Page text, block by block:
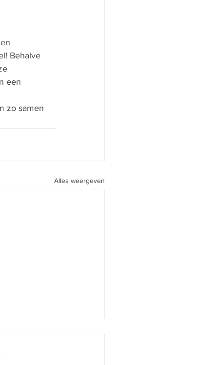
Behalve
een
zo samen
Alles weergeven